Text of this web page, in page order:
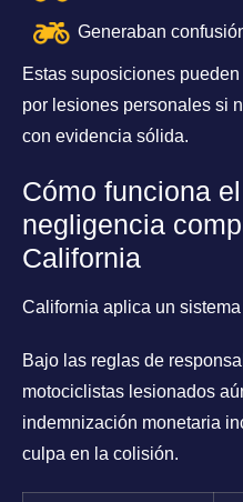
Generaban
Estas suposiciones
por lesiones personales si
con evidencia sólida.
Cómo funciona
negligencia
California
California aplica un
Bajo las reglas de
motociclistas lesionados
indemnización monetaria
culpa en la colisión.